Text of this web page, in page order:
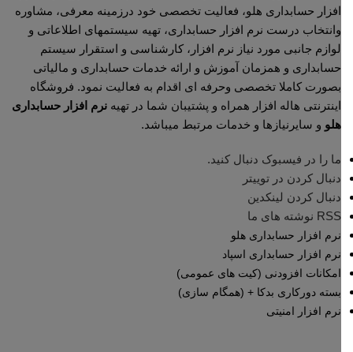
افزار حسابداری هلو، فعالیت تخصصی خود درزمینه معرفی، مشاوره
وانتخاب درست نرم افزار حسابداری، تهیه سیستمهای اطلاعاتی و
لوازم جانبی مورد نیاز نرم افزار، کارشناسی و استقرار سیستم
حسابداری و همزمان آموزش و ارائه خدمات حسابداری و مالیاتی
بصورت کاملا تخصصی وحرفه ای اقدام به فعالیت نمود. فروشگاه
اینترنتی هاله افزار همراه و پشتیبان شما در تهیه نرم افزار حسابداری
هلو و سایرنیازها و خدمات مرتبط میباشد.
ما را در فیسبوک دنبال کنید.
دنبال کردن در توییتر
دنبال کردن لینکدین
RSS نوشته های ما
نرم افزار حسابداری هلو
نرم افزار حسابداری اسپاد
امکانات افزودنی (کیت های عمومی)
بسته دورکاری بدکا + (همگام سازی)
نرم افزار امنیتی